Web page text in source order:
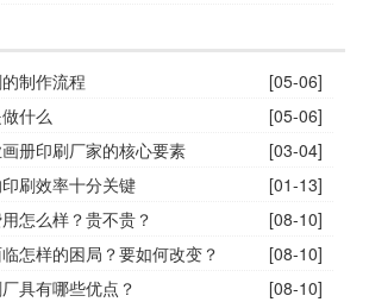
制作流程
[05-06]
什么
[05-06]
册印刷厂家的核心要素
[03-04]
刷效率十分关键
[01-13]
怎么样？贵不贵？
[08-10]
怎样的困局？要如何改变？
[08-10]
具有哪些优点？
[08-10]